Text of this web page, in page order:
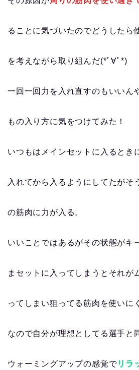
ることに気づいたのでどうしたら
を考えながら取り組んだ(*ﾟ∀ﾟ*)
一回一回力を入れ直すのもいいん
もの入り方に気をつけてみた！
いつもはメインセットに入るとき
入れてから入るようにしてたがそ
の筋肉に力が入る。
いいことではあるがその状態がキ
まセットに入ってしまうとそれが
ってしまい狙ってる筋肉を使いに
なので自分が理想としてる選手と
ウォーミングアップの感覚でリラ